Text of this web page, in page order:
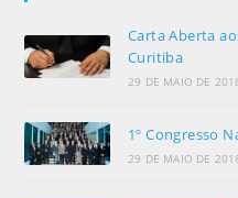
Carta Aberta
Curitiba
29 DE MAIO DE
1º Congresso
29 DE MAIO DE